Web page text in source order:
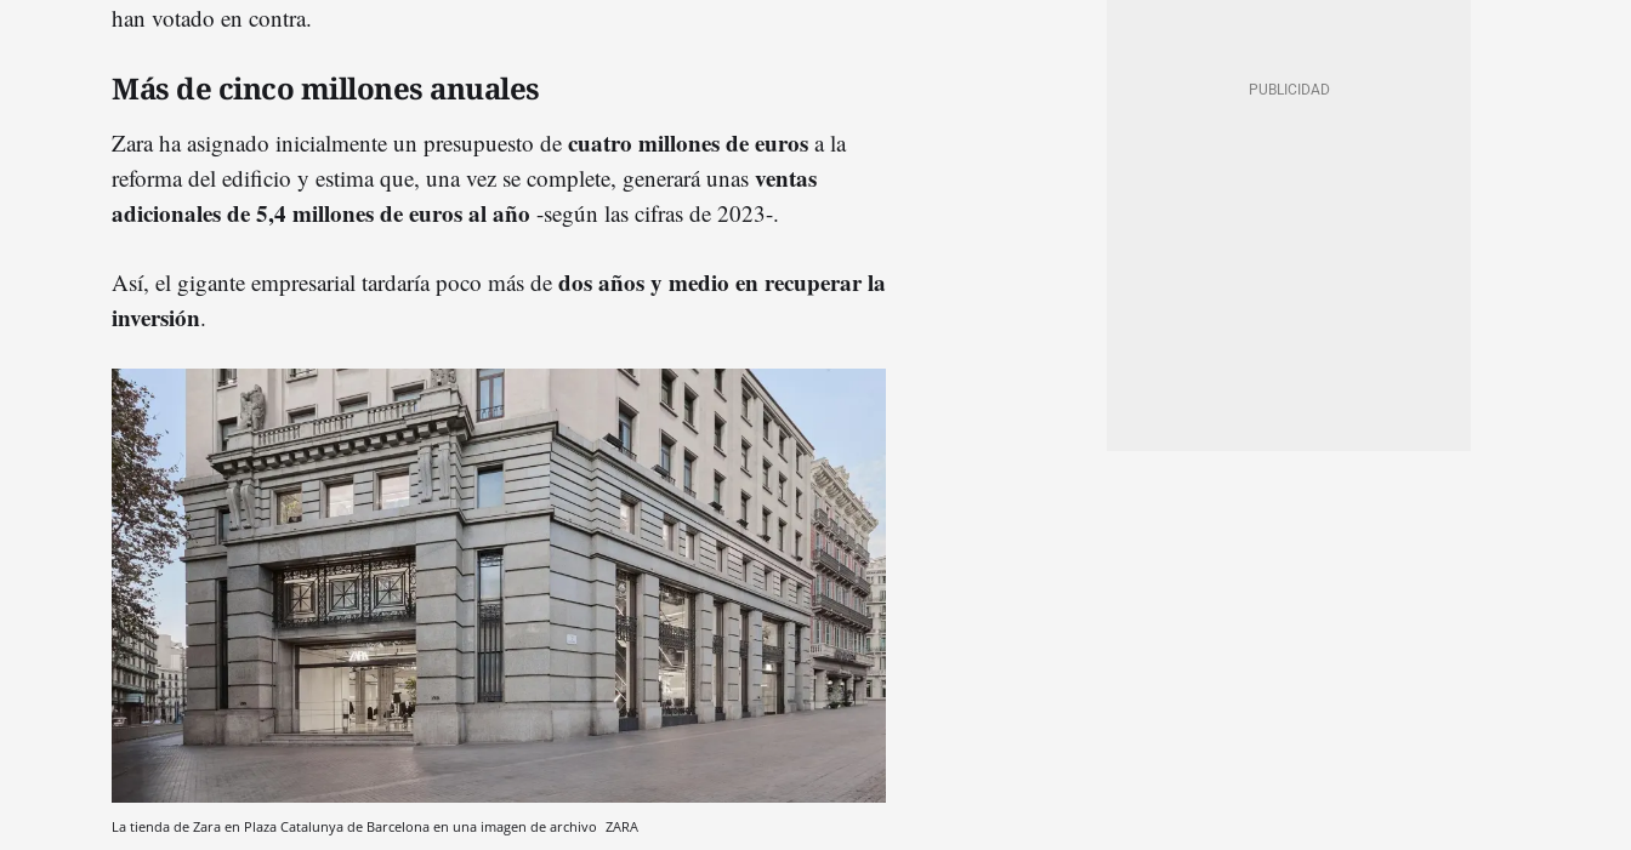
han votado en contra.
Más de cinco millones anuales
Zara ha asignado inicialmente un presupuesto de cuatro millones de euros a la
reforma del edificio y estima que, una vez se complete, generará unas ventas
adicionales de 5,4 millones de euros al año -según las cifras de 2023-.
Así, el gigante empresarial tardaría poco más de dos años y medio en recuperar la
inversión.
La tienda de Zara en Plaza Catalunya de Barcelona en una imagen de archivo ZARA